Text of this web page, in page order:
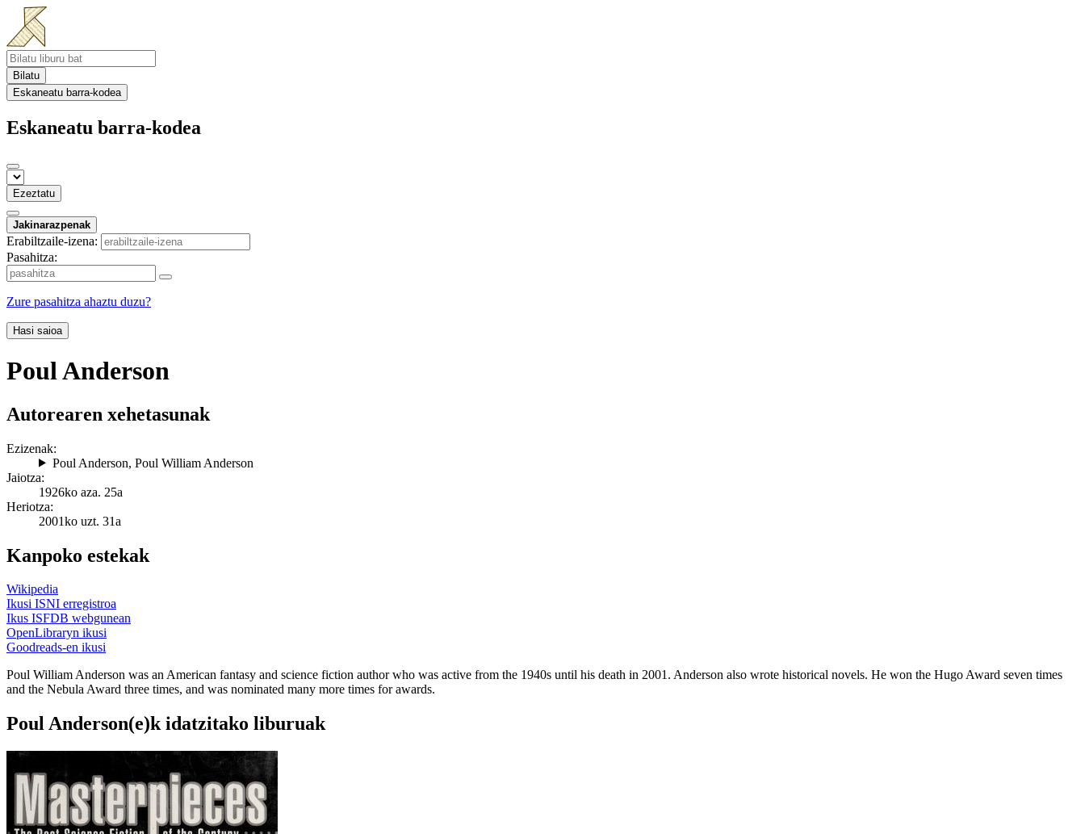
Bilatu
Eskaneatu barra-kodea
Eskaneatu barra-kodea
Ezeztatu
Jakinarazpenak
Erabiltzaile-izena:
Pasahitza:
Zure pasahitza ahaztu duzu?
Hasi saioa
Poul Anderson
Autorearen xehetasunak
Ezizenak:
Poul Anderson, Poul William Anderson
Jaiotza:
1926ko aza. 25a
Heriotza:
2001ko uzt. 31a
Kanpoko estekak
Wikipedia
Ikusi ISNI erregistroa
Ikus ISFDB webgunean
OpenLibraryn ikusi
Goodreads-en ikusi
Poul William Anderson was an American fantasy and science fiction author who was active from the 1940s until his death in 2001. Anderson also wrote historical novels. He won the Hugo Award seven times
and the Nebula Award three times, and was nominated many more times for awards.
Poul Anderson(e)k idatzitako liburuak